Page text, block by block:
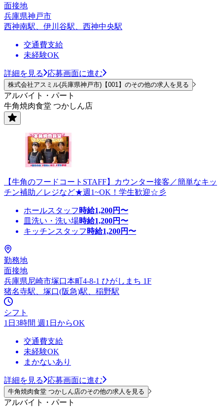
面接地
兵庫県神戸市
西神南駅、伊川谷駅、西神中央駅
交通費支給
未経験OK
詳細を見る 応募画面に進む
株式会社アスミル(兵庫県神戸市)【001】のその他の求人を見る
アルバイト・パート
牛角焼肉食堂 つかしん店
【牛角のフードコートSTAFF】カウンター接客／簡単なキッ
チン補助／レジなど★週1~OK！学生歓迎☆彡
ホールスタッフ 時給1,200円〜
皿洗い・洗い場時給1,200円〜
キッチンスタッフ 時給1,200円〜
勤務地
面接地
兵庫県尼崎市塚口本町4-8-1 ひがしまち 1F
猪名寺駅、塚口(阪急)駅、稲野駅
シフト
1日3時間 週1日からOK
交通費支給
未経験OK
まかないあり
詳細を見る 応募画面に進む
牛角焼肉食堂 つかしん店のその他の求人を見る
アルバイト・パート